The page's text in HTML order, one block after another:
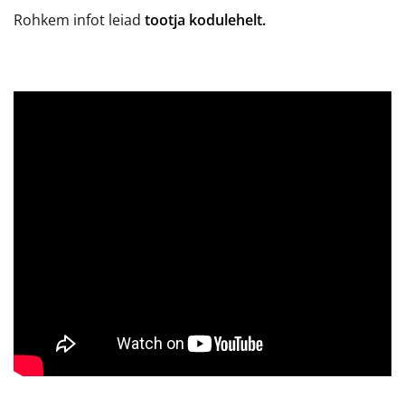
Rohkem infot leiad tootja kodulehelt.